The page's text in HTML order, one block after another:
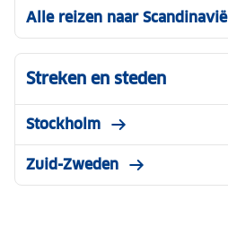
Alle reizen naar Scandinavië
Streken en steden
Stockholm
Zuid-Zweden